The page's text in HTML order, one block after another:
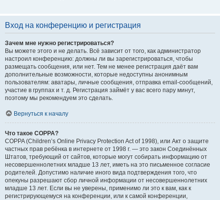
Вход на конференцию и регистрация
Зачем мне нужно регистрироваться?
Вы можете этого и не делать. Всё зависит от того, как администратор
настроил конференцию: должны ли вы зарегистрироваться, чтобы
размещать сообщения, или нет. Тем не менее регистрация даёт вам
дополнительные возможности, которые недоступны анонимным
пользователям: аватары, личные сообщения, отправка email-сообщений,
участие в группах и т. д. Регистрация займёт у вас всего пару минут,
поэтому мы рекомендуем это сделать.
Вернуться к началу
Что такое COPPA?
COPPA (Children’s Online Privacy Protection Act of 1998), или Акт о защите
частных прав ребёнка в интернете от 1998 г. — это закон Соединённых
Штатов, требующий от сайтов, которые могут собирать информацию от
несовершеннолетних младше 13 лет, иметь на это письменное согласие
родителей. Допустимо наличие иного вида подтверждения того, что
опекуны разрешают сбор личной информации от несовершеннолетних
младше 13 лет. Если вы не уверены, применимо ли это к вам, как к
регистрирующемуся на конференции, или к самой конференции,